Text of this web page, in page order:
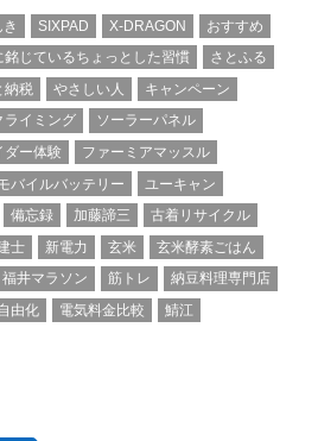
SIXPAD X-DRAGON
おすすめ
銘じているちょっとした習慣
さとふる
納税 やさしい人
キャンペーン
ライミング
ソーラーパネル
ダー体験
ファーミアマッスル
バイルバッテリー
ユーキャン
備忘録 加藤諦三
古着リサイクル
士 新電力 玄米
玄米酵素ごはん
福井マラソン 筋トレ
納豆料理専門店
由化 電気料金比較
鯖江